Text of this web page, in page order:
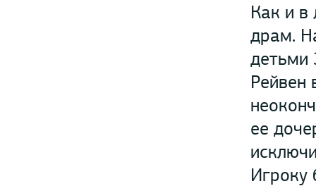
Как и в
драм.
детьми
Рейвен
ее
Игроку